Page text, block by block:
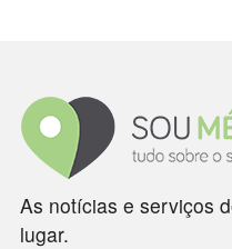
As notícias e serviços
lugar.